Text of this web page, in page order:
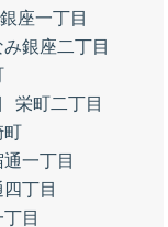
銀座一丁目
銀座二丁目
栄町二丁目
町
通一丁目
丁目
目